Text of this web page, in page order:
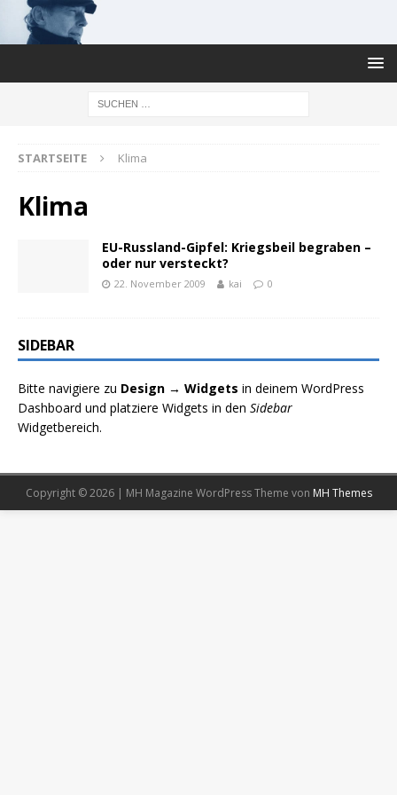
STARTSEITE Klima
Klima
EU-Russland-Gipfel: Kriegsbeil begraben –
oder nur versteckt?
22. November 2009 kai 0
SIDEBAR
Bitte navigiere zu Design → Widgets in deinem WordPress
Dashboard und platziere Widgets in den Sidebar
Widgetbereich.
Copyright © 2026 | MH Magazine WordPress Theme von MH Themes